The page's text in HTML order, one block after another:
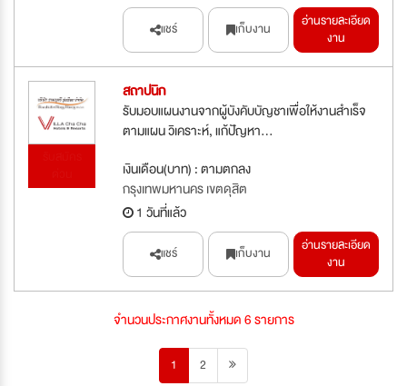
แชร์ เก็บงาน
อ่านรายละเอียด
งาน
สถาปนิก
รับมอบแผนงานจากผู้บังคับบัญชาเพื่อให้งานสำเร็จ
ตามแผน วิเคราะห์, แก้ปัญหา...
เงินเดือน(บาท) : ตามตกลง
กรุงเทพมหานคร เขตดุสิต
1 วันที่แล้ว
แชร์ เก็บงาน
อ่านรายละเอียด
งาน
จำนวนประกาศงานทั้งหมด 6 รายการ
1 2